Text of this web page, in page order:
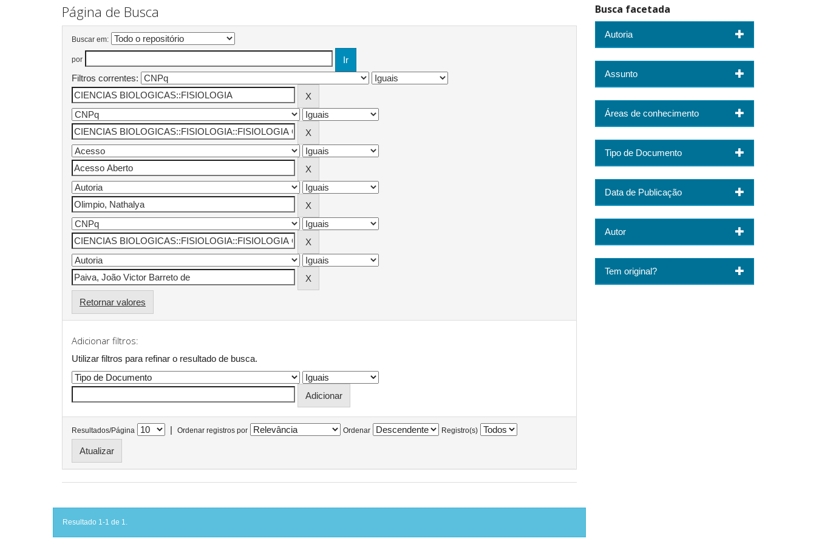
Página de Busca
Buscar em:
por
Filtros correntes:
Retornar valores
Adicionar filtros:
Utilizar filtros para refinar o resultado de busca.
Resultados/Página | Ordenar registros por Ordenar Registro(s)
Resultado 1-1 de 1.
Busca facetada
Autoria
Assunto
Áreas de conhecimento
Tipo de Documento
Data de Publicação
Autor
Tem original?